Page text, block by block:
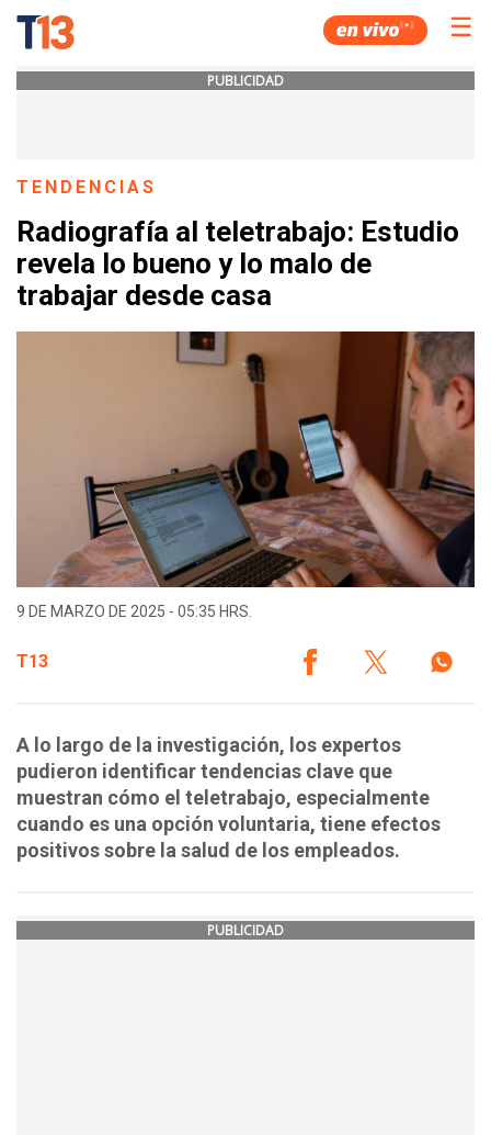
☰
PUBLICIDAD
TENDENCIAS
Radiografía al teletrabajo: Estudio
revela lo bueno y lo malo de
trabajar desde casa
9 DE MARZO DE 2025 - 05:35 HRS.
T13
A lo largo de la investigación, los expertos
pudieron identificar tendencias clave que
muestran cómo el teletrabajo, especialmente
cuando es una opción voluntaria, tiene efectos
positivos sobre la salud de los empleados.
PUBLICIDAD